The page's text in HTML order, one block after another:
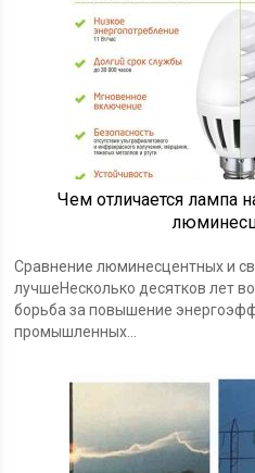
Чем отличается лампа
Сравнение люминесцентных и
лучшеНесколько десятков лет
борьба за повышение
промышленных…